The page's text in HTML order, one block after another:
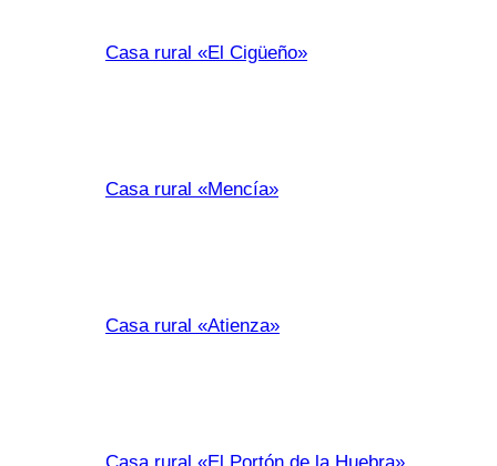
Casa rural «El Cigüeño»
Casa rural «Mencía»
Casa rural «Atienza»